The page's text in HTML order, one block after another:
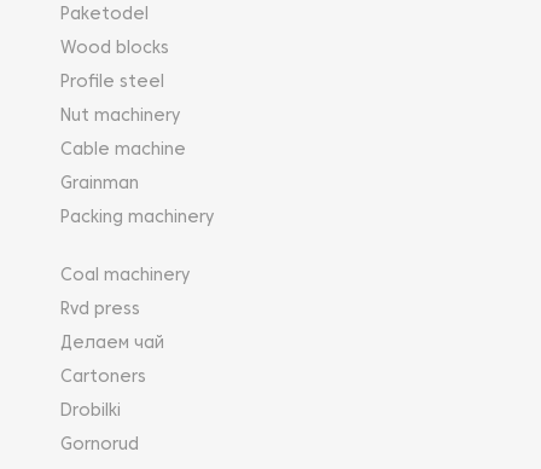
Paketodel
Wood blocks
Profile steel
Nut machinery
Cable machine
Grainman
Packing machinery
Coal machinery
Rvd press
Делаем чай
Cartoners
Drobilki
Gornorud